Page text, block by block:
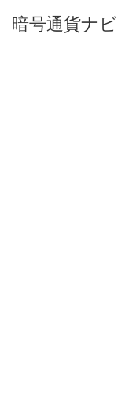
暗号通貨ナビ